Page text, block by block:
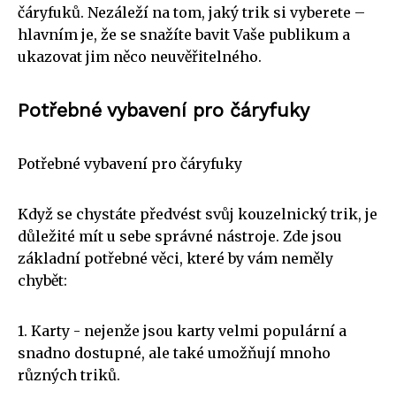
čáryfuků. Nezáleží na tom, jaký trik si vyberete –
hlavním je, že se snažíte bavit Vaše publikum a
ukazovat jim něco neuvěřitelného.
Potřebné vybavení pro čáryfuky
Potřebné vybavení pro čáryfuky
Když se chystáte předvést svůj kouzelnický trik, je
důležité mít u sebe správné nástroje. Zde jsou
základní potřebné věci, které by vám neměly
chybět:
1. Karty - nejenže jsou karty velmi populární a
snadno dostupné, ale také umožňují mnoho
různých triků.